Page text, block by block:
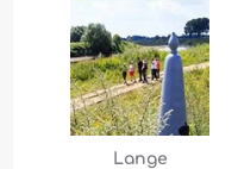
Lange